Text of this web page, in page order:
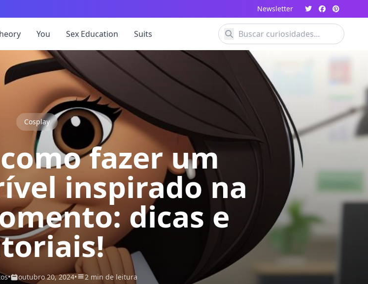
Newsletter
You Sex Education Suits
Cosplay
fazer um
inspirado na
dicas e
• outubro 20, 2024• 2 min de leitura